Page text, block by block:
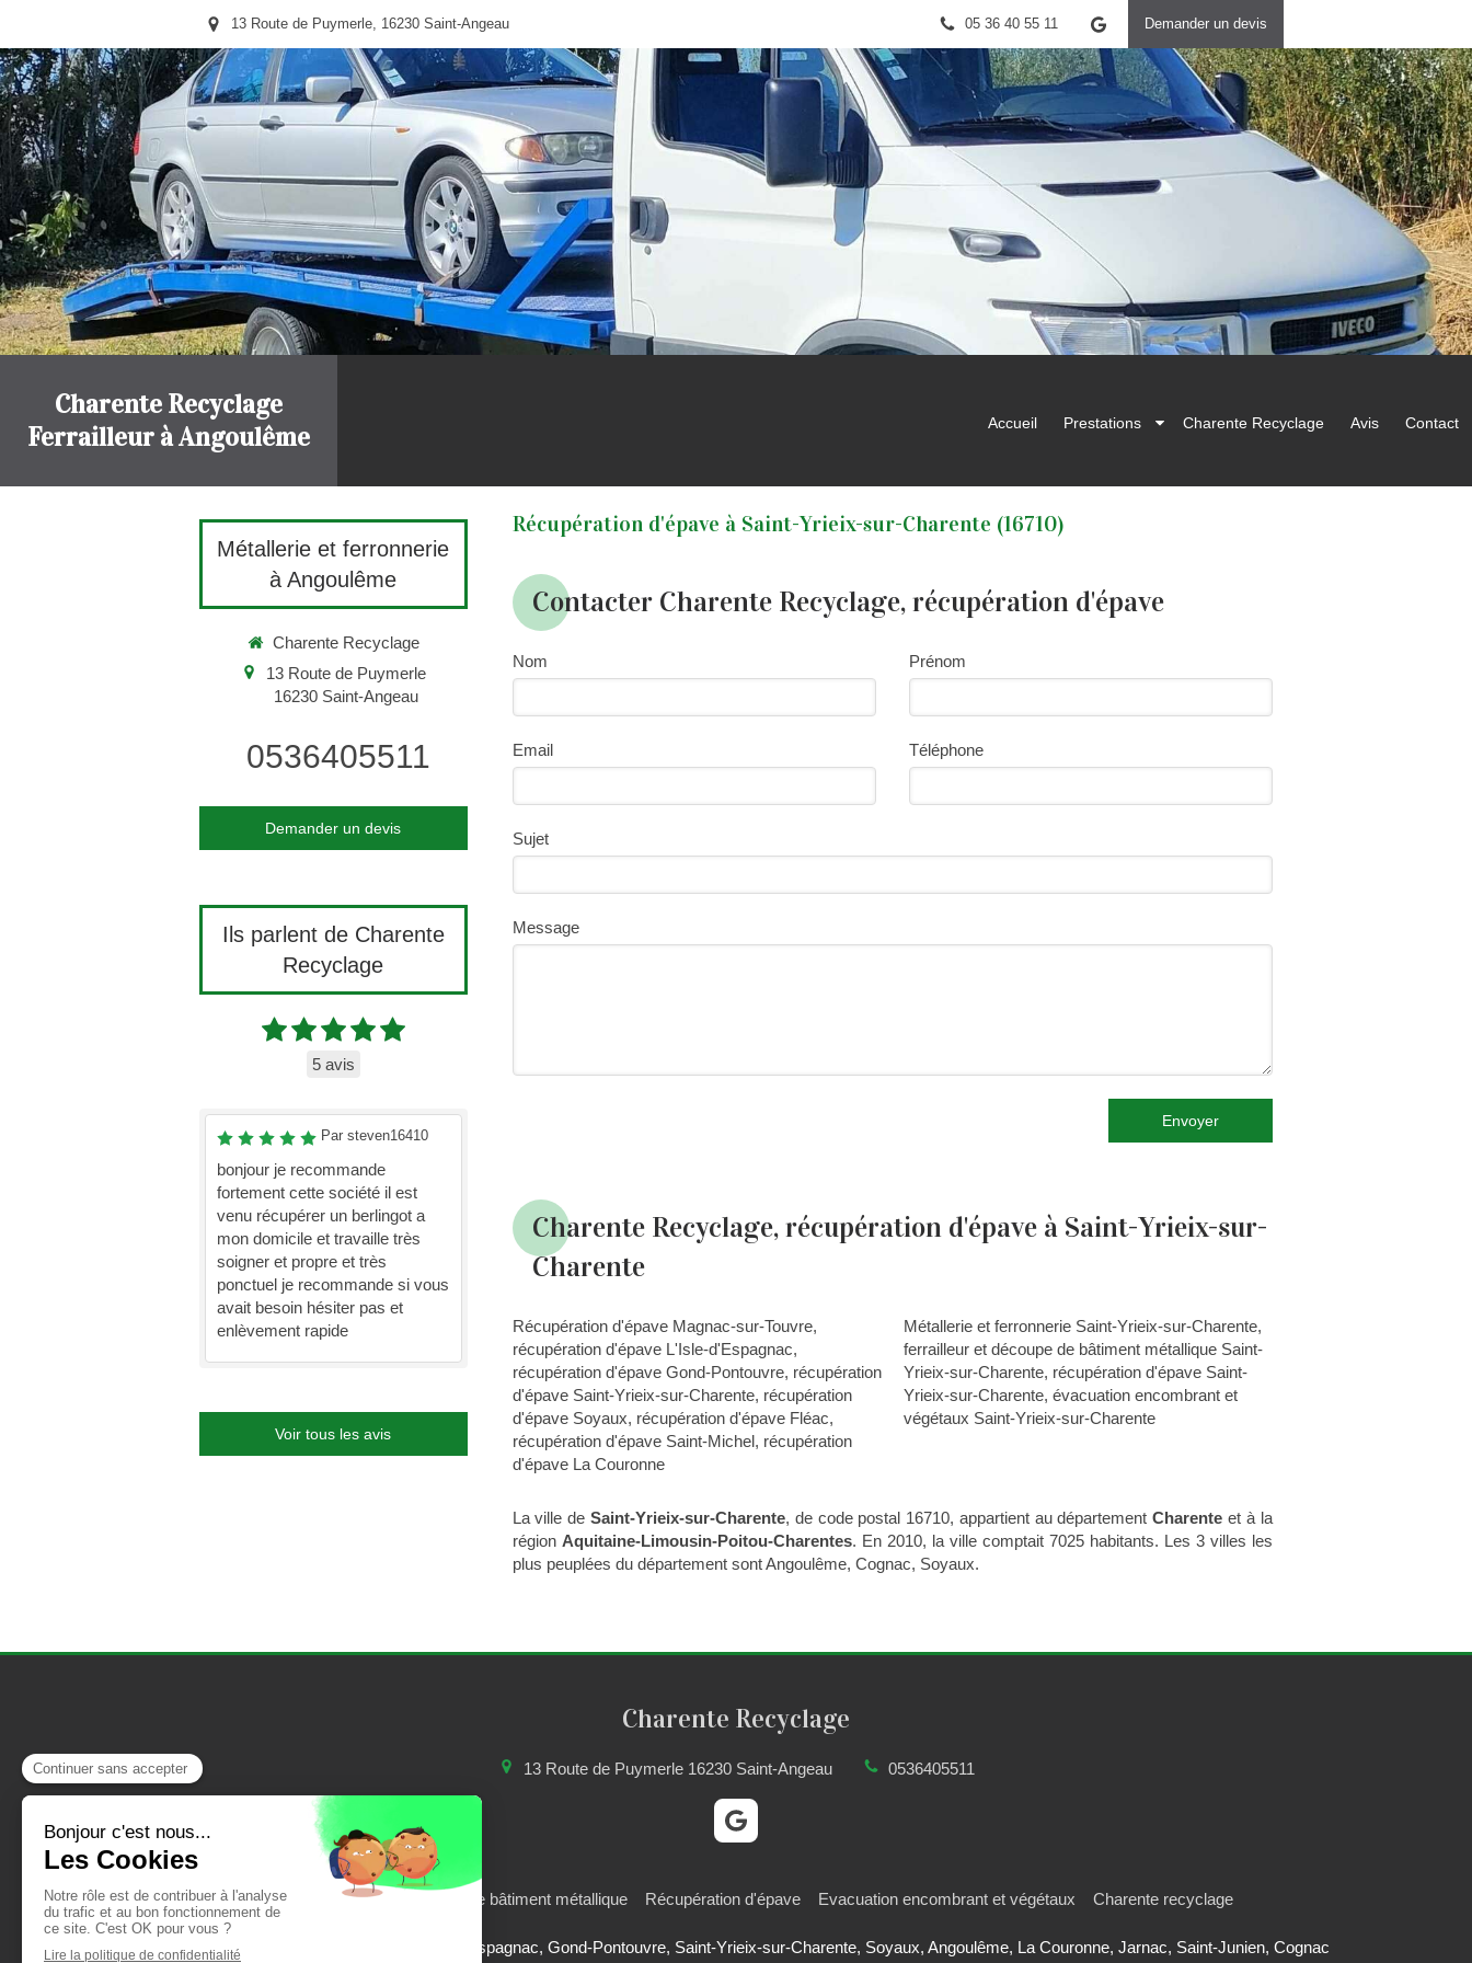
13 Route de Puymerle, 16230 Saint-Angeau Demander un devis
05 36 40 55 11
Charente Recyclage
Ferrailleur à Angoulême
Accueil Prestations Charente Recyclage Avis Contact
Récupération d'épave à Saint-Yrieix-sur-Charente (16710)
Contacter Charente Recyclage, récupération d'épave
Nom Prénom
Email Téléphone
Sujet
Message
Envoyer
Charente Recyclage, récupération d'épave à Saint-Yrieix-sur-
Charente
Récupération d'épave Magnac-sur-Touvre,
récupération d'épave L'Isle-d'Espagnac,
récupération d'épave Gond-Pontouvre, récupération
d'épave Saint-Yrieix-sur-Charente, récupération
d'épave Soyaux, récupération d'épave Fléac,
récupération d'épave Saint-Michel, récupération
d'épave La Couronne
Métallerie et ferronnerie Saint-Yrieix-sur-Charente,
ferrailleur et découpe de bâtiment métallique Saint-
Yrieix-sur-Charente, récupération d'épave Saint-
Yrieix-sur-Charente, évacuation encombrant et
végétaux Saint-Yrieix-sur-Charente
La ville de Saint-Yrieix-sur-Charente, de code postal 16710, appartient au départementCharente et à la
région Aquitaine-Limousin-Poitou-Charentes. En 2010, la ville comptait 7025 habitants. Les 3 villes les
plus peuplées du département sont Angoulême, Cognac, Soyaux.
Métallerie et ferronnerie
à Angoulême
Charente Recyclage
13 Route de Puymerle
16230 Saint-Angeau
0536405511
Demander un devis
Ils parlent de Charente
Recyclage
5 avis
Par steven16410
bonjour je recommande
fortement cette société il est
venu récupérer un berlingot a
mon domicile et travaille très
soigner et propre et très
ponctuel je recommande si vous
avait besoin hésiter pas et
enlèvement rapide
Voir tous les avis
Charente Recyclage
13 Route de Puymerle 16230 Saint-Angeau 0536405511
Accueil Ferrailleur et découpe de bâtiment métallique Récupération d'épave Evacuation encombrant et végétaux Charente recyclage
Brie, Champniers, Ruelle-sur-Touvre, L'Isle-d'Espagnac, Gond-Pontouvre, Saint-Yrieix-sur-Charente, Soyaux, Angoulême, La Couronne, Jarnac, Saint-Junien, Cognac